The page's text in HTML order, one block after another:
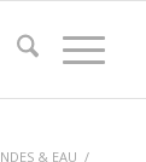
& EAU /